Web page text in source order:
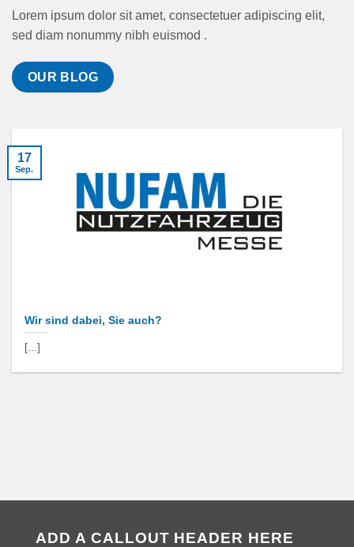
Lorem ipsum dolor sit amet, consectetuer adipiscing elit,
sed diam nonummy nibh euismod .
OUR BLOG
Wir sind dabei, Sie auch?
[...]
17
Sep.
ADD A CALLOUT HEADER HERE